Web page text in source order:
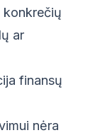
konkrečių
ar
finansų
nėra